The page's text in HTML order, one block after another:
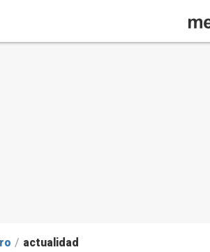
/ actualidad